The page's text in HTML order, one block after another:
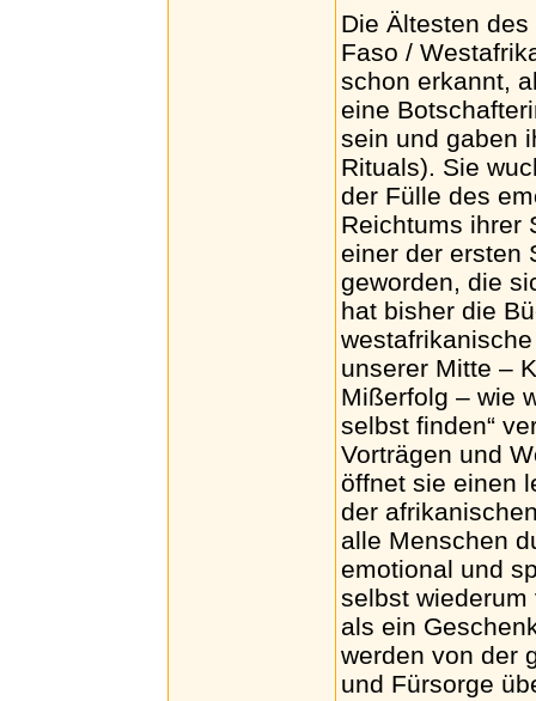
Die Ältesten
Faso /
schon erkannt,
eine
sein und gaben
Rituals). Sie
der Fülle des
Reichtums ihrer
einer der ersten
geworden, die
hat bisher die
unserer Mitte –
Mißerfolg – wie
selbst finden“
Vorträgen und
öffnet sie einen
der
alle Menschen
emotional und
selbst
als ein
werden von der
und Fürsorge